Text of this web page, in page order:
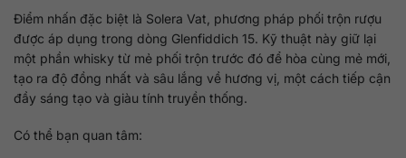
Điểm nhấn đặc biệt là Solera Vat, phương pháp phối trộn rượu
được áp dụng trong dòng Glenfiddich 15. Kỹ thuật này giữ lại
một phần whisky từ mẻ phối trộn trước đó để hòa cùng mẻ mới,
tạo ra độ đồng nhất và sâu lắng về hương vị, một cách tiếp cận
đầy sáng tạo và giàu tính truyền thống.
Có thể bạn quan tâm: